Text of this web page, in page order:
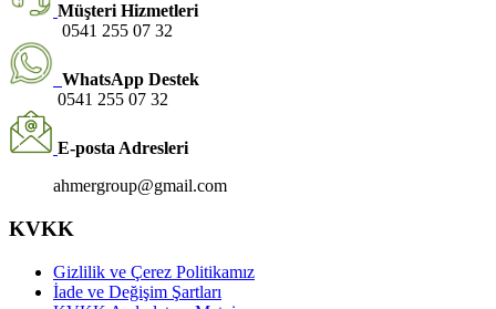
Müşteri Hizmetleri
0541 255 07 32
WhatsApp Destek
0541 255 07 32
E-posta Adresleri
ahmergroup@gmail.com
KVKK
Gizlilik ve Çerez Politikamız
İade ve Değişim Şartları